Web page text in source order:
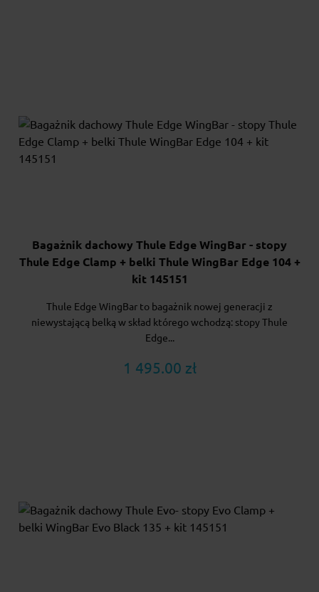
Bagażnik dachowy Thule Edge WingBar - stopy
Thule Edge Clamp + belki Thule WingBar Edge 104 +
kit 145151
Thule Edge WingBar to bagażnik nowej generacji z
niewystającą belką w skład którego wchodzą: stopy Thule
Edge...
1 495.00 zł